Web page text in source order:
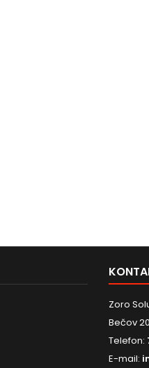
Zoro
Bečov
Telefon:
E-mail: